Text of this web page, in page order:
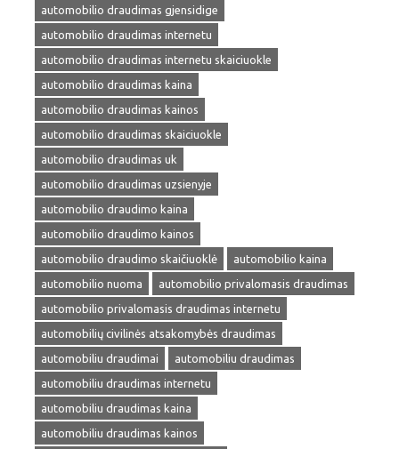
automobilio draudimas gjensidige
automobilio draudimas internetu
automobilio draudimas internetu skaiciuokle
automobilio draudimas kaina
automobilio draudimas kainos
automobilio draudimas skaiciuokle
automobilio draudimas uk
automobilio draudimas uzsienyje
automobilio draudimo kaina
automobilio draudimo kainos
automobilio draudimo skaičiuoklė
automobilio kaina
automobilio nuoma
automobilio privalomasis draudimas
automobilio privalomasis draudimas internetu
automobilių civilinės atsakomybės draudimas
automobiliu draudimai
automobiliu draudimas
automobiliu draudimas internetu
automobiliu draudimas kaina
automobiliu draudimas kainos